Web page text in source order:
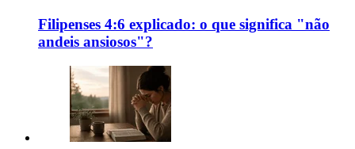
Filipenses 4:6 explicado: o que significa "não
andeis ansiosos"?